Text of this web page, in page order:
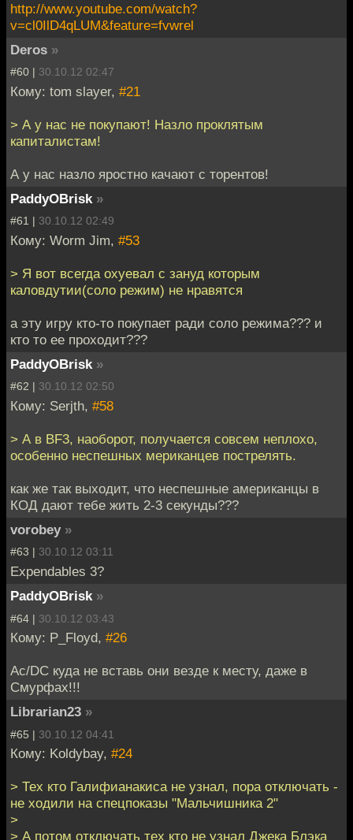
http://www.youtube.com/watch?
v=cl0IlD4qLUM&feature=fvwrel
Deros »
#60 | 30.10.12 02:47
Кому: tom slayer, #21
> А у нас не покупают! Назло проклятым
капиталистам!
А у нас назло яростно качают с торентов!
PaddyOBrisk »
#61 | 30.10.12 02:49
Кому: Worm Jim, #53
> Я вот всегда охуевал с зануд которым
каловдутии(соло режим) не нравятся
а эту игру кто-то покупает ради соло режима??? и
кто то ее проходит???
PaddyOBrisk »
#62 | 30.10.12 02:50
Кому: Serjth, #58
> А в BF3, наоборот, получается совсем неплохо,
особенно неспешных мериканцев пострелять.
как же так выходит, что неспешные американцы в
КОД дают тебе жить 2-3 секунды???
vorobey »
#63 | 30.10.12 03:11
Expendables 3?
PaddyOBrisk »
#64 | 30.10.12 03:43
Кому: P_Floyd, #26
Ac/DC куда не вставь они везде к месту, даже в
Смурфах!!!
Librarian23 »
#65 | 30.10.12 04:41
Кому: Koldybay, #24
> Тех кто Галифианакиса не узнал, пора отключать -
не ходили на спецпоказы "Мальчишника 2"
>
> А потом отключать тех кто не узнал Джека Блэка